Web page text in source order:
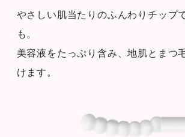
やさしい肌当たりのふんわりチップ
も。
美容液をたっぷり含み、地肌とまつ
けます。